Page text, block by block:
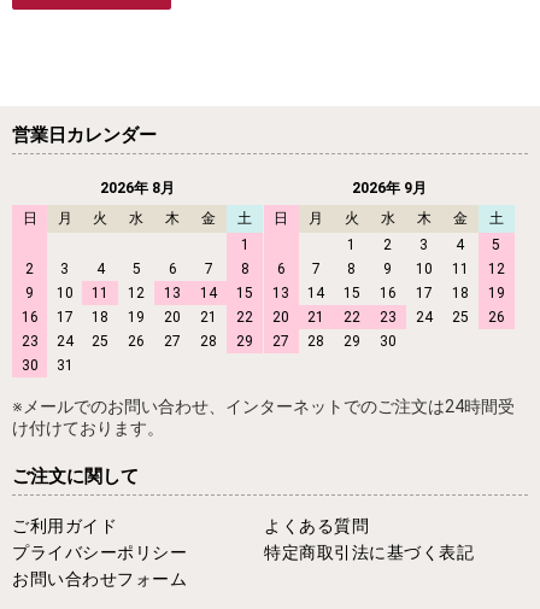
営業日カレンダー
2026年 8月
日
月 火 水 木 金
土
1
2
3 4 5 6 7
8
9
10 11 12 13 14
15
16
17 18 19 20 21
22
23
24 25 26 27 28
29
30
31
2026年 9月
日
月 火 水 木 金
土
1
2 3 4
5
6
7 8 9 10 11
12
13
14 15 16 17 18
19
20
21 22 23 24 25
26
27
28 29 30
※メールでのお問い合わせ、インターネットでのご注文は24時間受
け付けております。
ご注文に関して
ご利用ガイド
よくある質問
プライバシーポリシー
特定商取引法に基づく表記
お問い合わせフォーム